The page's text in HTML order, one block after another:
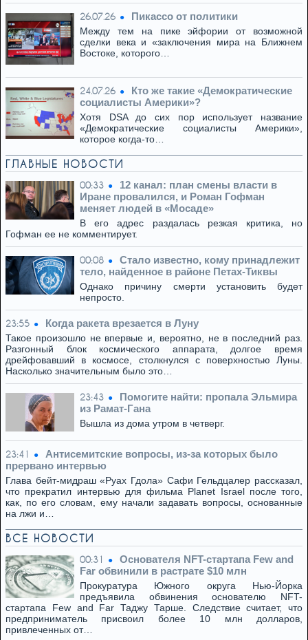
26.07.26 Пикассо от политики
Между тем на пике эйфории от возможной
сделки века и «заключения мира на Ближнем
Востоке, которого…
24.07.26
Кто же такие «Демократические
социалисты Америки»?
Хотя DSA до сих пор использует название
«Демократические социалисты Америки»,
которое когда-то…
ГЛАВНЫЕ НОВОСТИ
00:33
12 канал: план смены власти в
Иране провалился, и Роман Гофман
меняет людей в «Мосаде»
В его адрес раздалась резкая критика, но
Гофман ее не комментирует.
00:08
Стало известно, кому принадлежит
тело, найденное в районе Петах-Тиквы
Однако причину смерти установить будет
непросто.
23:55 Когда ракета врезается в Луну
Такое произошло не впервые и, вероятно, не в последний раз.
Разгонный блок космического аппарата, долгое время
дрейфовавший в космосе, столкнулся с поверхностью Луны.
Насколько значительным было это…
23:43
Помогите найти: пропала Эльмира
из Рамат-Гана
Вышла из дома утром в четверг.
23:41
Антисемитские вопросы, из-за которых было
прервано интервью
Глава бейт-мидраш «Руах Гдола» Сафи Гельдцалер рассказал,
что прекратил интервью для фильма Planet Israel после того,
как, по его словам, ему начали задавать вопросы, основанные
на лжи и…
ВСЕ НОВОСТИ
00:31
Основателя NFT-стартапа Few and
Far обвинили в растрате $10 млн
Прокуратура Южного округа Нью-Йорка
предъявила обвинения основателю NFT-
стартапа Few and Far Таджу Тарше. Следствие считает, что
предприниматель присвоил более 10 млн долларов,
привлеченных от…